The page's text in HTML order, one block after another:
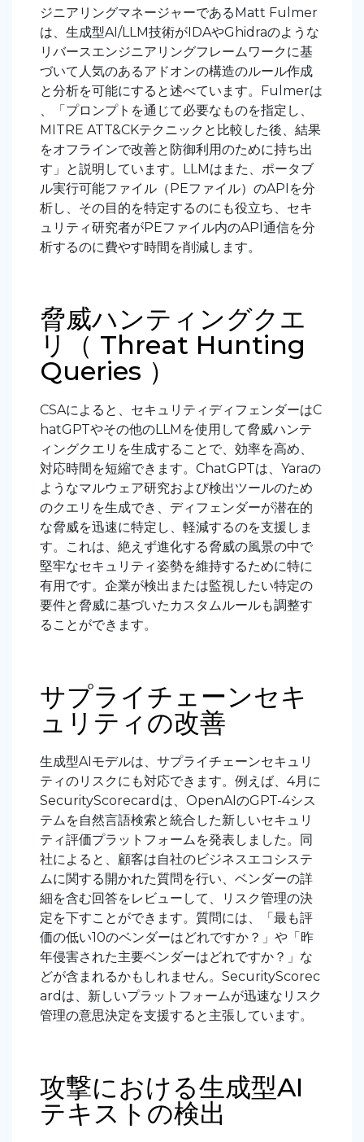
ジニアリングマネージャーであるMatt Fulmer
は、生成型AI /LLM技術がIDAやGhidraのような
リバースエンジニアリングフレームワークに基
づいて人気のあるアドオンの構造のルール作成
と分析を可能にすると述べています。Fulmerは
、「 プロンプトを通じて必要なものを指定し、
MITRE ATT&CKテクニックと比較した後、結果
をオフラインで改善と防御利用のために持ち出
す」と説明しています。LLMはまた、ポータブ
ル実行可能ファイル（PEファイル）のAPIを分
析し、その目的を特定するのにも役立ち、セキ
ュリティ研究者がPEファイル内のAPI通信を分
析するのに費やす時間を削減します。
脅威ハンティングクエ
リ（ Threat Hunting
Queries ）
CSAによると、セキュリティディフェンダーはC
hatGPTやその他のLLMを使用して脅威ハンテ
ィングクエリを生成することで、効率を高め、
対応時間を短縮できます。ChatGPTは、Yaraの
ようなマルウェア研究および検出ツールのため
のクエリを生成でき、ディフェンダーが潜在的
な脅威を迅速に特定し、軽減するのを支援しま
す。これは、絶えず進化する脅威の風景の中で
堅牢なセキュリティ姿勢を維持するために特に
有用です。企業が検出または監視したい特定の
要件と脅威に基づいたカスタムルールも調整す
ることができます。
サプライチェーンセキ
ュリティの改善
生成型AIモデルは、サプライチェーンセキュリ
ティのリスクにも対応できます。例えば、4月に
SecurityScorecardは、OpenAIのGPT-4シス
テムを自然言語検索と統合した新しいセキュリ
ティ評価プラットフォームを発表しました。同
社によると、顧客は自社のビジネスエコシステ
ムに関する開かれた質問を行い、ベンダーの詳
細を含む回答をレビューして、リスク管理の決
定を下すことができます。質問には、「最も評
価の低い10のベンダーはどれですか？」 や「昨
年侵害された主要ベンダーはどれですか ？」な
どが含まれるかもしれません。SecurityScorec
ardは、新しいプラットフォームが迅速なリスク
管理の意思決定を支援すると主張しています。
攻撃における生成型AI
テキストの検出